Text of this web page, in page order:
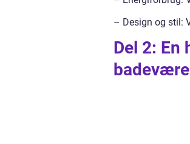
– Design og stil:
Del 2: En